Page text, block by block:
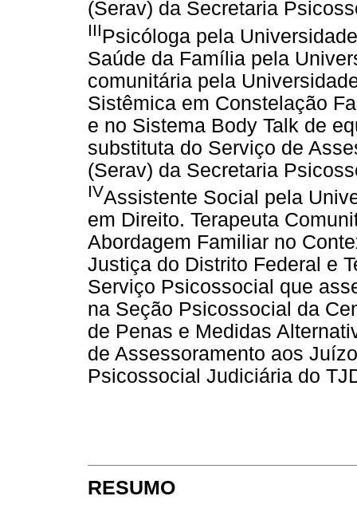
(Serav) da Secretaria
IIIPsicóloga pela
Saúde da Família pela
comunitária pela
Sistêmica em Constelação
e no Sistema Body Talk de
substituta do Serviço de
(Serav) da Secretaria
IVAssistente Social pela
em Direito. Terapeuta
Abordagem Familiar no
Justiça do Distrito Federal e
Serviço Psicossocial que
na Seção Psicossocial da
de Penas e Medidas
de Assessoramento aos
Psicossocial Judiciária do
RESUMO